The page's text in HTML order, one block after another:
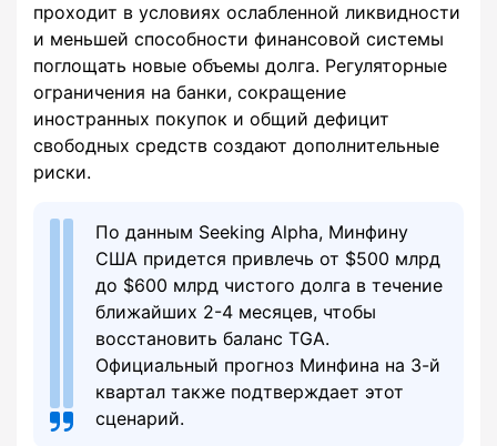
проходит в условиях ослабленной ликвидности
и меньшей способности финансовой системы
поглощать новые объемы долга. Регуляторные
ограничения на банки, сокращение
иностранных покупок и общий дефицит
свободных средств создают дополнительные
риски.
По данным Seeking Alpha, Минфину
США придется привлечь от $500 млрд
до $600 млрд чистого долга в течение
ближайших 2-4 месяцев, чтобы
восстановить баланс TGA.
Официальный прогноз Минфина на 3-й
квартал также подтверждает этот
сценарий.